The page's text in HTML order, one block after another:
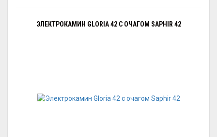
ЭЛЕКТРОКАМИН GLORIA 42 С ОЧАГОМ SAPHIR 42